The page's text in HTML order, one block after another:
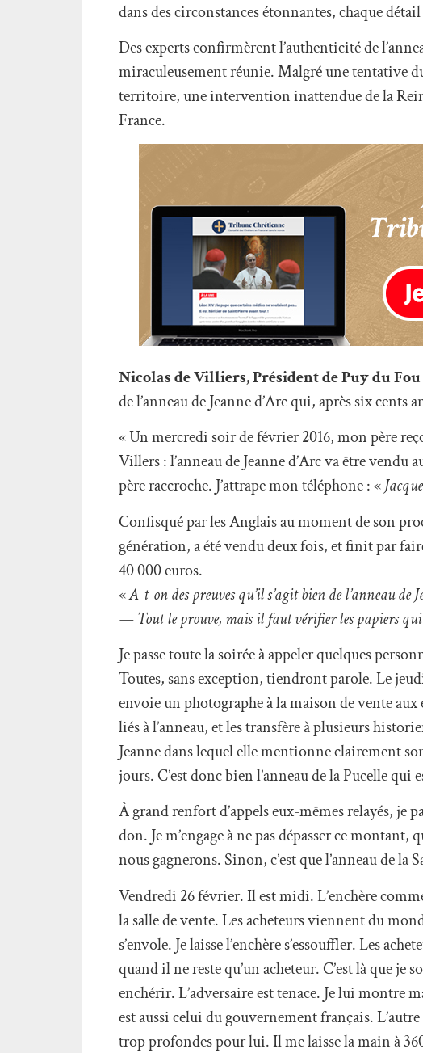
dans des circonstances étonnantes, chaque
Des experts confirmèrent l’authenticité de
miraculeusement réunie. Malgré une tentative
territoire, une intervention inattendue de la
France.
Nicolas de Villiers, Président de Puy du
de l’anneau de Jeanne d’Arc qui, après six cents
« Un mercredi soir de février 2016, mon père
Villers : l’anneau de Jeanne d’Arc va être
père raccroche. J’attrape mon téléphone : «
Confisqué par les Anglais au moment de son
génération, a été vendu deux fois, et finit par
40 000 euros.
«A-t-on des preuves qu’il s’agit bien de l’anneau de
— Tout le prouve, mais il faut vérifier les papiers qui
Je passe toute la soirée à appeler quelques
Toutes, sans exception, tiendront parole. Le
envoie un photographe à la maison de vente aux
liés à l’anneau, et les transfère à plusieurs
Jeanne dans lequel elle mentionne clairement
jours. C’est donc bien l’anneau de la Pucelle
À grand renfort d’appels eux-mêmes relayés, je
don. Je m’engage à ne pas dépasser ce
nous gagnerons. Sinon, c’est que l’anneau de la
Vendredi 26 février. Il est midi. L’enchère
la salle de vente. Les acheteurs viennent du
s’envole. Je laisse l’enchère s’essouffler. Les
quand il ne reste qu’un acheteur. C’est là que
enchérir. L’adversaire est tenace. Je lui montre
est aussi celui du gouvernement français.
trop profondes pour lui. Il me laisse la main à